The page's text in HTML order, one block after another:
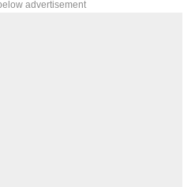
advertisement